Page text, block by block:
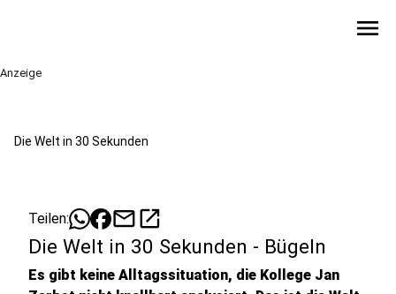
menu
Anzeige
Die Welt in 30 Sekunden
Teilen: mailopen_in_new
Die Welt in 30 Sekunden - Bügeln
Es gibt keine Alltagssituation, die Kollege Jan